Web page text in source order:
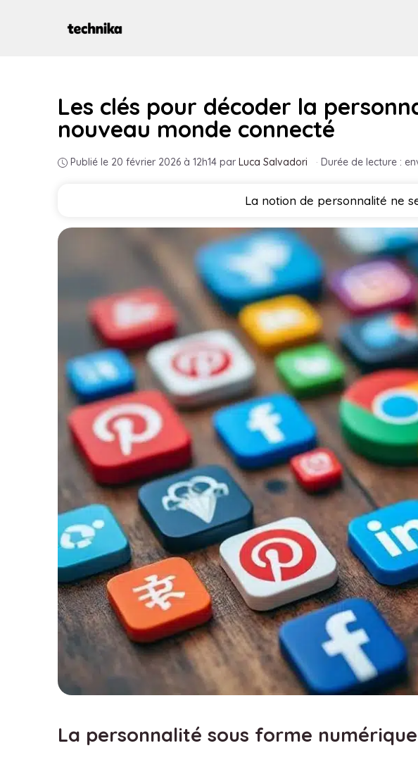
Les clés pour décoder la
nouveau monde connecté
Publié le 20 février 2026 à 12h14 par Luca Salvadori · Durée de lecture :
La notion de personnalité ne
La personnalité sous forme